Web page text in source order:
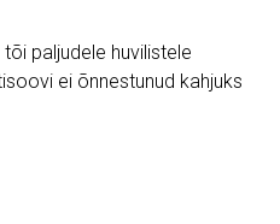
paljudele huvilistele
ei õnnestunud kahjuks